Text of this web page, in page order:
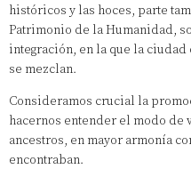
históricos y las hoces, parte
Patrimonio de la Humanidad,
integración, en la que la
se mezclan.
Consideramos crucial la
hacernos entender el modo de
ancestros, en mayor armonía
encontraban.